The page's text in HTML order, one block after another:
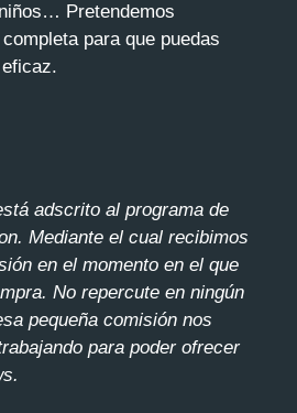
Pretendemos
para que puedas
adscrito al programa de
Mediante el cual recibimos
en el momento en el que
No repercute en ningún
pequeña comisión nos
para poder ofrecer